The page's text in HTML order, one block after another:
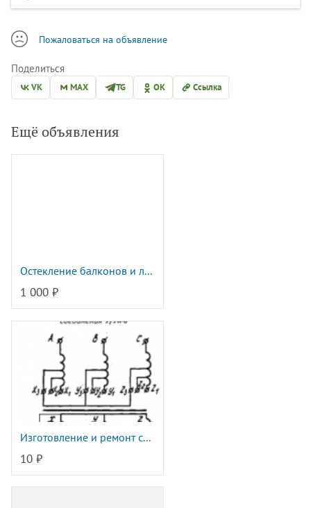
Пожаловаться на объявление
Поделиться
VK MAX TG OK Ссылка
Ещё объявления
Остекление балконов и л...
1 000 ₽
Изготовление и ремонт с...
10 ₽